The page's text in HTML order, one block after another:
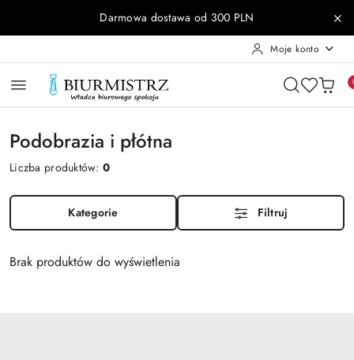
Przejdź do treści głównej
Przejdź do wyszukiwarki
Przejdź do moje konto
Przejdź do menu głównego
Przejdź do stopkiDarmowa dostawa od 300 PLN
Moje konto
Podobrazia i płótna
Liczba produktów:0
Kategorie Filtruj
Brak produktów do wyświetlenia